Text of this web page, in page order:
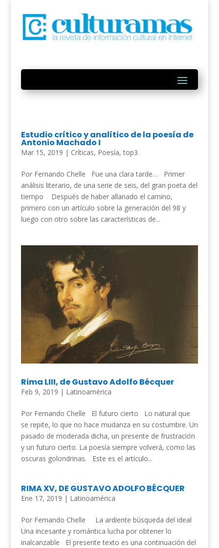
Estudio crítico y analítico de la poesía de
Antonio Machado I
Mar 15, 2019 | Críticas, Poesía,top3
Por Fernando Chelle Fue una clara tarde… Primer
análisis literario, de una serie de seis, del gran poeta del
tiempo Después de haber allanado el camino,
primero con un artículo sobre la generación del 98 y
luego con otro sobre las características de...
Rima LIII, de Gustavo Adolfo Bécquer
Feb 9, 2019 | Latinoamérica
Por Fernando Chelle El futuro cierto Lo natural que
se repite, lo que no hace mudanza en su costumbre. Un
pasado de moderada dicha, un presente de frustración
y un futuro cierto. La poesía siempre volverá, como las
oscuras golondrinas. Este es el artículo...
RIMA XV, DE GUSTAVO ADOLFO BÉCQUER
Ene 17, 2019 | Latinoamérica
Por Fernando Chelle La ardiente búsqueda del ideal
Una incesante y romántica lucha por obtener lo
inalcanzable El presente texto es una continuación del